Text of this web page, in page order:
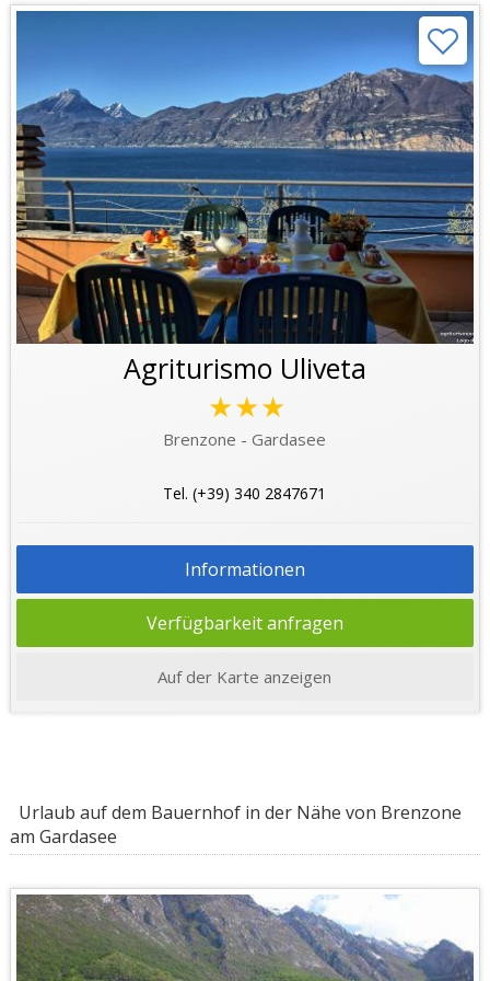
Agriturismo Uliveta
★★★
Brenzone - Gardasee
Tel. (+39) 340 2847671
Informationen
Verfügbarkeit anfragen
Auf der Karte anzeigen
Urlaub auf dem Bauernhof in der Nähe von Brenzone
am Gardasee